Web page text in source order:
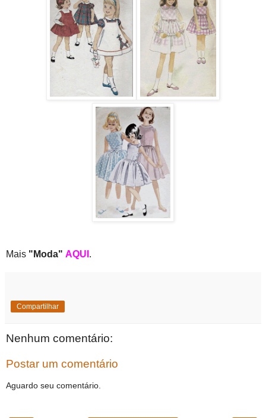
Mais "Moda" AQUI .
Compartilhar
Nenhum comentário:
Postar um comentário
Aguardo seu comentário.